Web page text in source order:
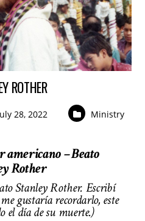
ROTHER
28, 2022 Ministry
– Beato
Rother
Stanley Rother. Escribí
gustaría recordarlo, este
el día de su muerte.)